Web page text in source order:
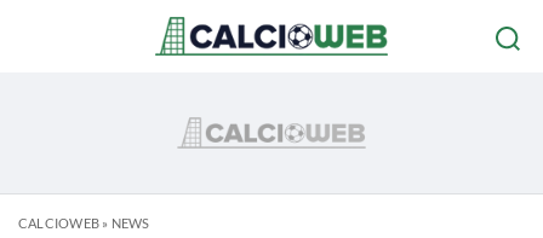
CALCIOWEB» NEWS